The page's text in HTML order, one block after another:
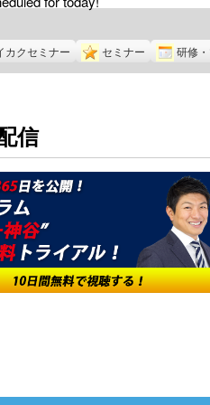
カクセミナー セミナー 研修
信